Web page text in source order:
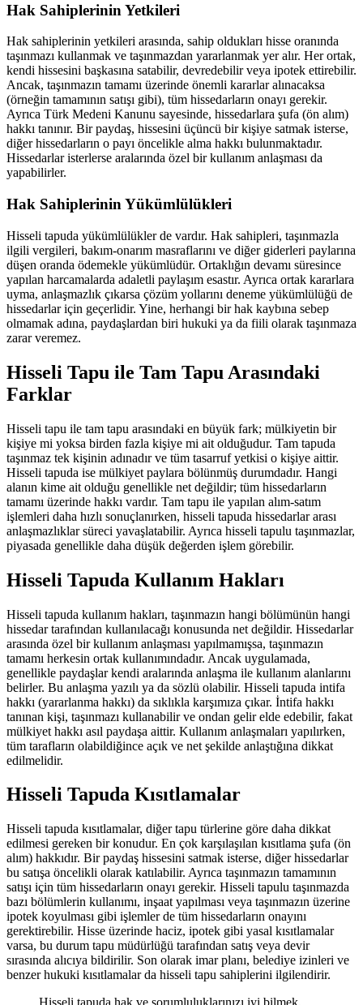
Hak Sahiplerinin Yetkileri
Hak sahiplerinin yetkileri arasında, sahip oldukları hisse oranında
taşınmazı kullanmak ve taşınmazdan yararlanmak yer alır. Her ortak,
kendi hissesini başkasına satabilir, devredebilir veya ipotek ettirebilir.
Ancak, taşınmazın tamamı üzerinde önemli kararlar alınacaksa
(örneğin tamamının satışı gibi), tüm hissedarların onayı gerekir.
Ayrıca Türk Medeni Kanunu sayesinde, hissedarlara şufa (ön alım)
hakkı tanınır. Bir paydaş, hissesini üçüncü bir kişiye satmak isterse,
diğer hissedarların o payı öncelikle alma hakkı bulunmaktadır.
Hissedarlar isterlerse aralarında özel bir kullanım anlaşması da
yapabilirler.
Hak Sahiplerinin Yükümlülükleri
Hisseli tapuda yükümlülükler de vardır. Hak sahipleri, taşınmazla
ilgili vergileri, bakım-onarım masraflarını ve diğer giderleri paylarına
düşen oranda ödemekle yükümlüdür. Ortaklığın devamı süresince
yapılan harcamalarda adaletli paylaşım esastır. Ayrıca ortak kararlara
uyma, anlaşmazlık çıkarsa çözüm yollarını deneme yükümlülüğü de
hissedarlar için geçerlidir. Yine, herhangi bir hak kaybına sebep
olmamak adına, paydaşlardan biri hukuki ya da fiili olarak taşınmaza
zarar veremez.
Hisseli Tapu ile Tam Tapu Arasındaki
Farklar
Hisseli tapu ile tam tapu arasındaki en büyük fark; mülkiyetin bir
kişiye mi yoksa birden fazla kişiye mi ait olduğudur. Tam tapuda
taşınmaz tek kişinin adınadır ve tüm tasarruf yetkisi o kişiye aittir.
Hisseli tapuda ise mülkiyet paylara bölünmüş durumdadır. Hangi
alanın kime ait olduğu genellikle net değildir; tüm hissedarların
tamamı üzerinde hakkı vardır. Tam tapu ile yapılan alım-satım
işlemleri daha hızlı sonuçlanırken, hisseli tapuda hissedarlar arası
anlaşmazlıklar süreci yavaşlatabilir. Ayrıca hisseli tapulu taşınmazlar,
piyasada genellikle daha düşük değerden işlem görebilir.
Hisseli Tapuda Kullanım Hakları
Hisseli tapuda kullanım hakları, taşınmazın hangi bölümünün hangi
hissedar tarafından kullanılacağı konusunda net değildir. Hissedarlar
arasında özel bir kullanım anlaşması yapılmamışsa, taşınmazın
tamamı herkesin ortak kullanımındadır. Ancak uygulamada,
genellikle paydaşlar kendi aralarında anlaşma ile kullanım alanlarını
belirler. Bu anlaşma yazılı ya da sözlü olabilir. Hisseli tapuda intifa
hakkı (yararlanma hakkı) da sıklıkla karşımıza çıkar. İntifa hakkı
tanınan kişi, taşınmazı kullanabilir ve ondan gelir elde edebilir, fakat
mülkiyet hakkı asıl paydaşa aittir. Kullanım anlaşmaları yapılırken,
tüm tarafların olabildiğince açık ve net şekilde anlaştığına dikkat
edilmelidir.
Hisseli Tapuda Kısıtlamalar
Hisseli tapuda kısıtlamalar, diğer tapu türlerine göre daha dikkat
edilmesi gereken bir konudur. En çok karşılaşılan kısıtlama şufa (ön
alım) hakkıdır. Bir paydaş hissesini satmak isterse, diğer hissedarlar
bu satışa öncelikli olarak katılabilir. Ayrıca taşınmazın tamamının
satışı için tüm hissedarların onayı gerekir. Hisseli tapulu taşınmazda
bazı bölümlerin kullanımı, inşaat yapılması veya taşınmazın üzerine
ipotek koyulması gibi işlemler de tüm hissedarların onayını
gerektirebilir. Hisse üzerinde haciz, ipotek gibi yasal kısıtlamalar
varsa, bu durum tapu müdürlüğü tarafından satış veya devir
sırasında alıcıya bildirilir. Son olarak imar planı, belediye izinleri ve
benzer hukuki kısıtlamalar da hisseli tapu sahiplerini ilgilendirir.